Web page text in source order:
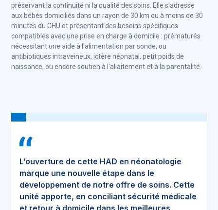
préservant la continuité ni la qualité des soins. Elle s'adresse
aux bébés domiciliés dans un rayon de 30 km ou à moins de 30
minutes du CHU et présentant des besoins spécifiques
compatibles avec une prise en charge à domicile : prématurés
nécessitant une aide à l'alimentation par sonde, ou
antibiotiques intraveineux, ictère néonatal, petit poids de
naissance, ou encore soutien à l'allaitement et à la parentalité.
L’ouverture de cette HAD en néonatologie
marque une nouvelle étape dans le
développement de notre offre de soins. Cette
unité apporte, en conciliant sécurité médicale